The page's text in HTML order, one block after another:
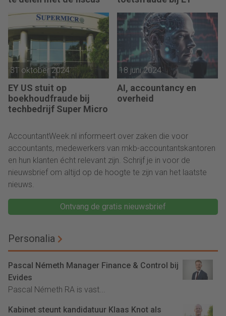
31 oktober 2024
EY US stuit op
boekhoudfraude bij
techbedrijf Super Micro
18 juni 2024
AI, accountancy en
overheid
AccountantWeek.nl informeert over zaken die voor
accountants, medewerkers van mkb-accountantskantoren
en hun klanten écht relevant zijn. Schrijf je in voor de
nieuwsbrief om altijd op de hoogte te zijn van het laatste
nieuws.
Ontvang de gratis nieuwsbrief
Personalia
Pascal Németh Manager Finance & Control bij
Evides
Pascal Németh RA is vast...
Kabinet steunt kandidatuur Klaas Knot als